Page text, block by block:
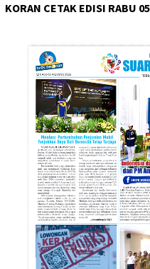
KORAN CETAK EDISI RABU